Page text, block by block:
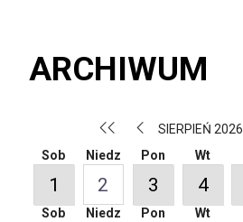
ARCHIWUM
SIERPIEŃ 2026
Sob
1
Niedz
2
Pon
3
Wt
4
Sob Niedz Pon Wt